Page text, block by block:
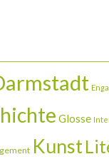
Glosse
Kunst